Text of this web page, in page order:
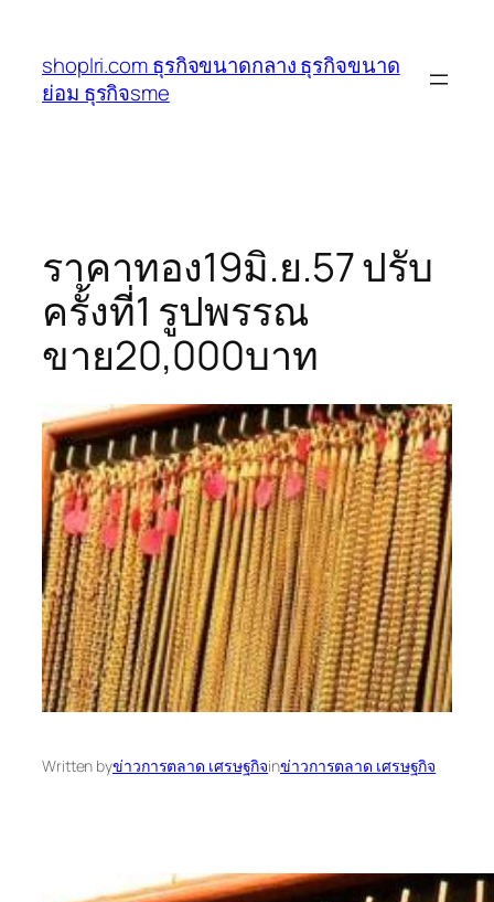
เนื้อหา
shoplri.com ธุรกิจขนาดกลาง ธุรกิจขนาด
ย่อม ธุรกิจsme
ราคาทอง19มิ.ย.57 ปรับ
ครั้งที่1 รูปพรรณ
ขาย20,000บาท
Written byข่าวการตลาด เศรษฐกิจinข่าวการตลาด เศรษฐกิจ